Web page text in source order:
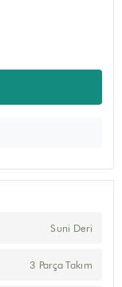
Suni Deri
3 Parça Takım